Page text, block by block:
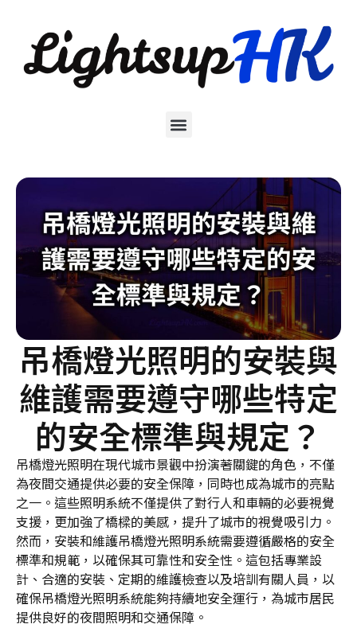
吊橋燈光照明的安裝與
維護需要遵守哪些特定
的安全標準與規定？
吊橋燈光照明在現代城市景觀中扮演著關鍵的角色，不僅
為夜間交通提供必要的安全保障，同時也成為城市的亮點
之一。這些照明系統不僅提供了對行人和車輛的必要視覺
支援，更加強了橋樑的美感，提升了城市的視覺吸引力。
然而，安裝和維護吊橋燈光照明系統需要遵循嚴格的安全
標準和規範，以確保其可靠性和安全性。這包括專業設
計、合適的安裝、定期的維護檢查以及培訓有關人員，以
確保吊橋燈光照明系統能夠持續地安全運行，為城市居民
提供良好的夜間照明和交通保障。